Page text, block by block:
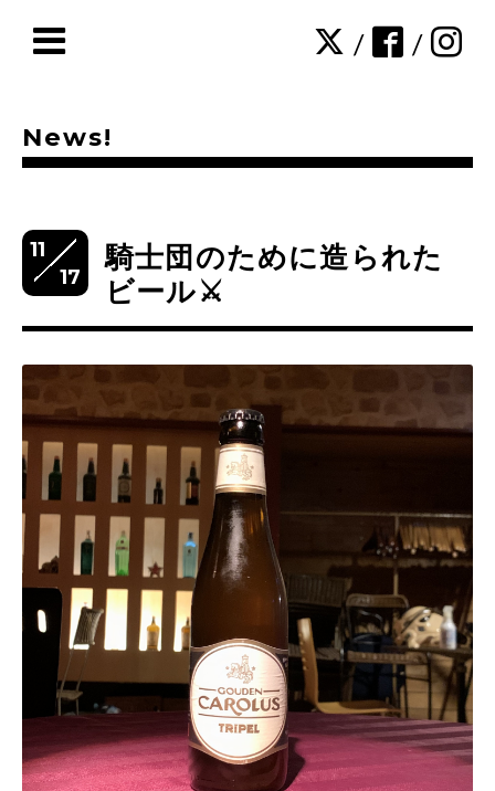
/ /
News!
11
17
騎士団のために造られた
ビール⚔️